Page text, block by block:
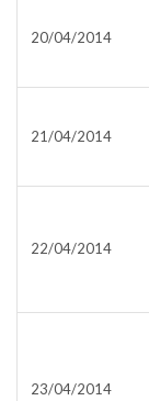
20/04/2014
21/04/2014
22/04/2014
23/04/2014